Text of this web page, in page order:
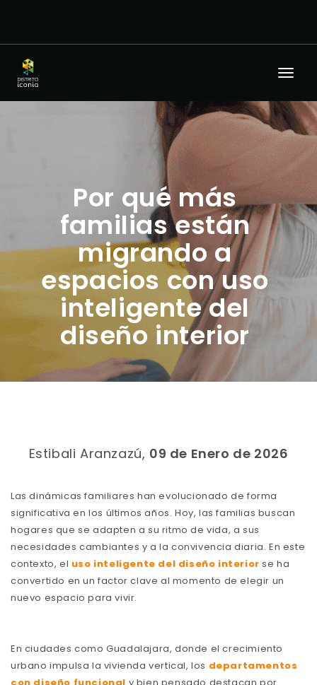
Por qué más
familias están
migrando a
espacios con uso
inteligente del
diseño interior
Estibali Aranzazú, 09 de Enero de 2026
Las dinámicas familiares han evolucionado de forma
significativa en los últimos años. Hoy, las familias buscan
hogares que se adapten a su ritmo de vida, a sus
necesidades cambiantes y a la convivencia diaria. En este
contexto, el uso inteligente del diseño interior se ha
convertido en un factor clave al momento de elegir un
nuevo espacio para vivir.
En ciudades como Guadalajara, donde el crecimiento
urbano impulsa la vivienda vertical, los departamentos